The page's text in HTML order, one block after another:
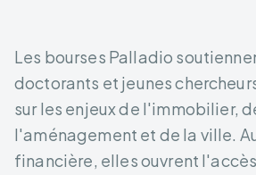
Les bourses Palladio
doctorants et jeunes
sur les enjeux de l'immobilier,
l'aménagement et de la ville.
financière, elles ouvrent l'accès